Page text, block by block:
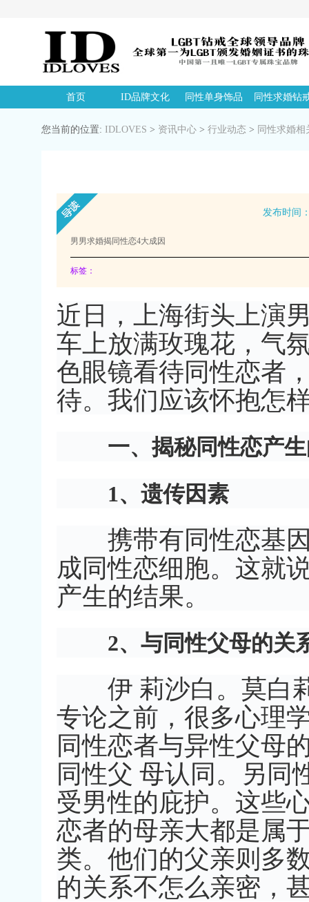
首页 ID品牌文化 同性单身饰品 同性求婚钻
您当前的位置: IDLOVES > 资讯中心 > 行业动态 > 同性求婚相
发布时间
男男求婚揭同性恋4大成因
标签：
近日，上海街头上演
车上放满玫瑰花，气
色眼镜看待同性恋者
待。我们应该怀抱怎
一、揭秘同性恋产
1、遗传因素
携带有同性恋基因
成同性恋细胞。这就
产生的结果。
2、与同性父母的关
伊 莉沙白。莫白莉
专论之前，很多心理
同性恋者与异性父母
同性父 母认同。另同
受男性的庇护。这些
恋者的母亲大都是属
类。他们的父亲则多
的关系不怎么亲密，